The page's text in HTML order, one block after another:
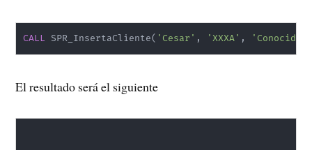
CALL SPR_InsertaCliente( 'Cesar' , 'XXXA' , 'Conocido'
El resultado será el siguiente